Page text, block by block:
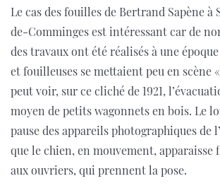
Le cas des fouilles de Bertrand Sapène
de-Comminges est intéressant car de
des travaux ont été réalisés à une
et fouilleuses se mettaient peu en scène
peut voir, sur ce cliché de 1921,
moyen de petits wagonnets en bois. Le
pause des appareils photographiques de
que le chien, en mouvement,
aux ouvriers, qui prennent la pose.